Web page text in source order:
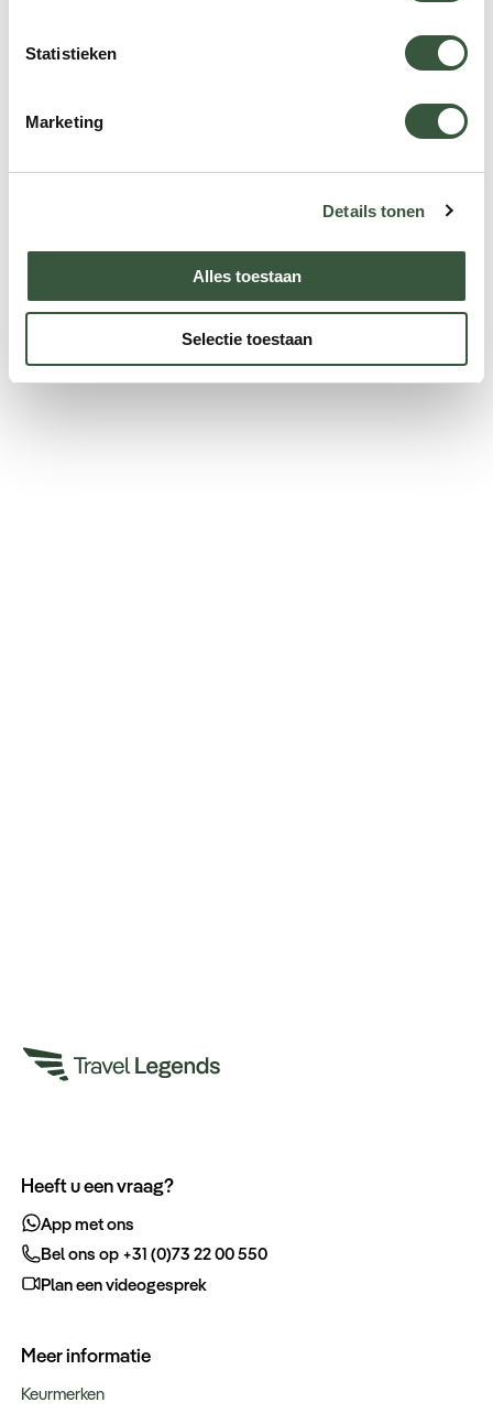
Statistieken
Marketing
Details tonen
Alles toestaan
Selectie toestaan
Start de keuzehulp
Heeft u een vraag?
App met ons
Bel ons op +31 (0)73 22 00 550
Plan een videogesprek
Meer informatie
Keurmerken